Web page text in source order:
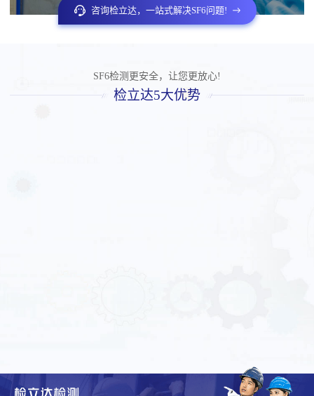
咨询检立达，一站式解决SF6问题!
SF6检测更安全，让您更放心!
检立达5大优势